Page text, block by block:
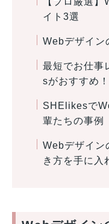
イト3選
Webデザイン
最短でお仕事
sがおすすめ！
SHElikesで
輩たちの事例
Webデザイン
き方を手に入